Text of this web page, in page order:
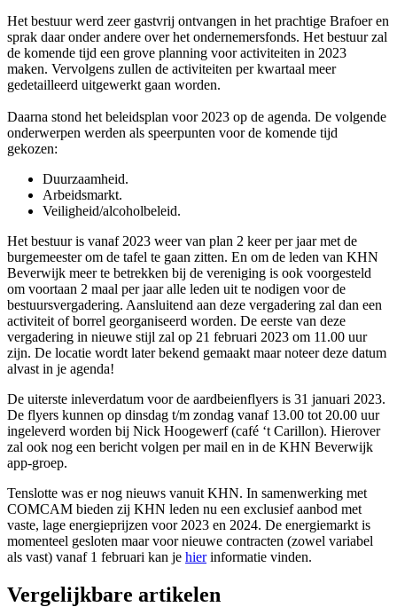
Het bestuur werd zeer gastvrij ontvangen in het prachtige Brafoer en
sprak daar onder andere over het ondernemersfonds. Het bestuur zal
de komende tijd een grove planning voor activiteiten in 2023
maken. Vervolgens zullen de activiteiten per kwartaal meer
gedetailleerd uitgewerkt gaan worden.
Daarna stond het beleidsplan voor 2023 op de agenda. De volgende
onderwerpen werden als speerpunten voor de komende tijd
gekozen:
Duurzaamheid.
Arbeidsmarkt.
Veiligheid/alcoholbeleid.
Het bestuur is vanaf 2023 weer van plan 2 keer per jaar met de
burgemeester om de tafel te gaan zitten. En om de leden van KHN
Beverwijk meer te betrekken bij de vereniging is ook voorgesteld
om voortaan 2 maal per jaar alle leden uit te nodigen voor de
bestuursvergadering. Aansluitend aan deze vergadering zal dan een
activiteit of borrel georganiseerd worden. De eerste van deze
vergadering in nieuwe stijl zal op 21 februari 2023 om 11.00 uur
zijn. De locatie wordt later bekend gemaakt maar noteer deze datum
alvast in je agenda!
De uiterste inleverdatum voor de aardbeienflyers is 31 januari 2023.
De flyers kunnen op dinsdag t/m zondag vanaf 13.00 tot 20.00 uur
ingeleverd worden bij Nick Hoogewerf (café ‘t Carillon). Hierover
zal ook nog een bericht volgen per mail en in de KHN Beverwijk
app-groep.
Tenslotte was er nog nieuws vanuit KHN. In samenwerking met
COMCAM bieden zij KHN leden nu een exclusief aanbod met
vaste, lage energieprijzen voor 2023 en 2024. De energiemarkt is
momenteel gesloten maar voor nieuwe contracten (zowel variabel
als vast) vanaf 1 februari kan je hierinformatie vinden.
Vergelijkbare artikelen